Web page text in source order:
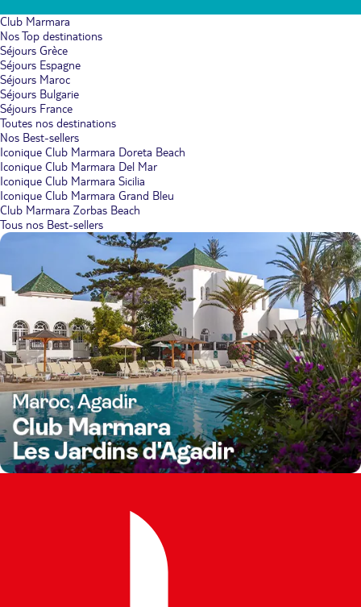
Club Marmara
Nos Top destinations
Séjours Grèce
Séjours Espagne
Séjours Maroc
Séjours Bulgarie
Séjours France
Toutes nos destinations
Nos Best-sellers
Iconique Club Marmara Doreta Beach
Iconique Club Marmara Del Mar
Iconique Club Marmara Sicilia
Iconique Club Marmara Grand Bleu
Club Marmara Zorbas Beach
Tous nos Best-sellers